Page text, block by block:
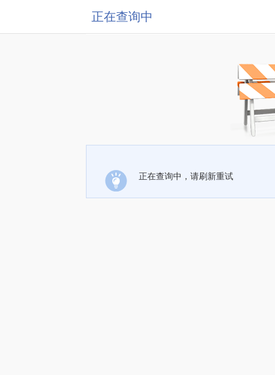
正在查询中
正在查询中，请刷新重试